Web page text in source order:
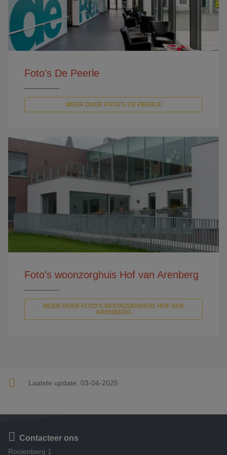
Foto's De Peerle
MEER OVER FOTO'S DE PEERLE
Foto's woonzorghuis Hof van Arenberg
MEER OVER FOTO'S WOONZORGHUIS HOF VAN
ARENBERG
Laatste update: 03-04-2025
Contacteer ons
Rooienberg 1